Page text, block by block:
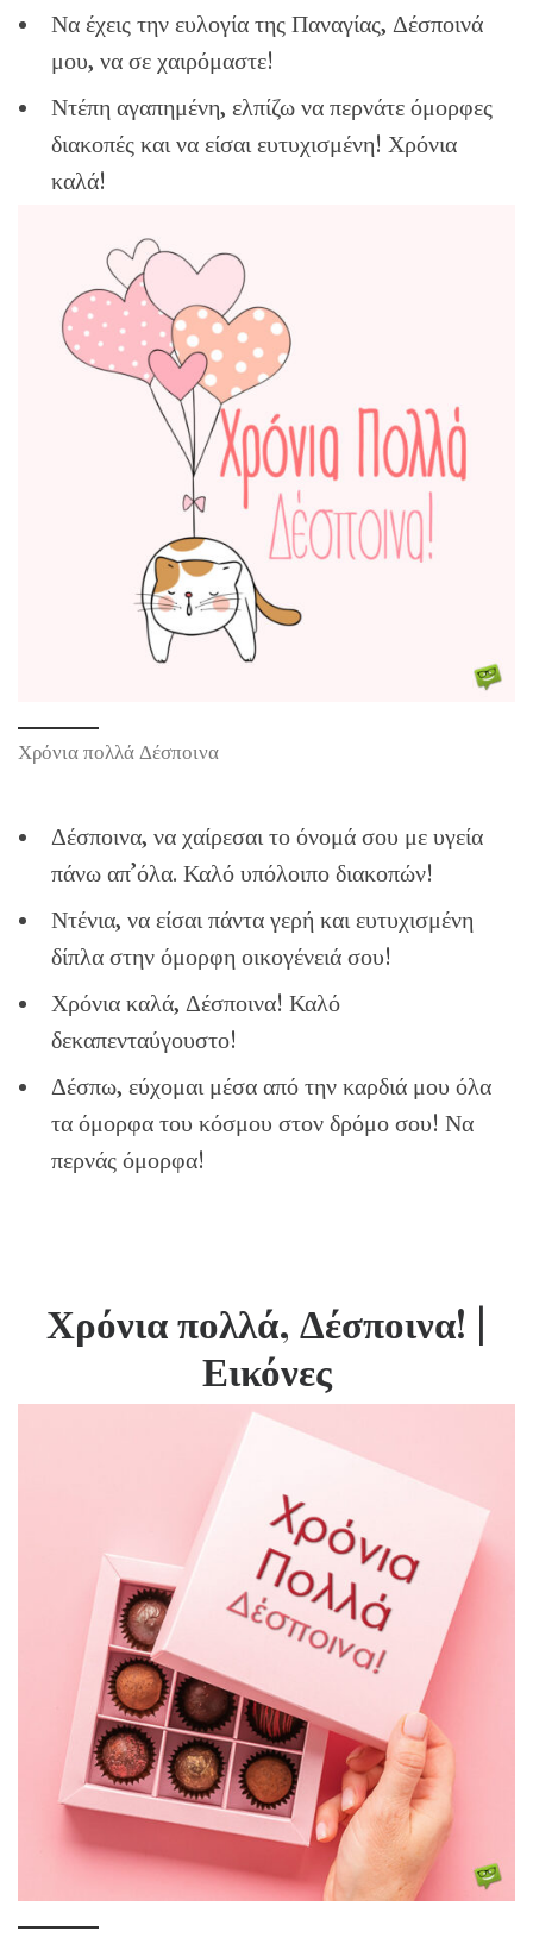
Να έχεις την ευλογία της Παναγίας, Δέσποινά
μου, να σε χαιρόμαστε!
Ντέπη αγαπημένη, ελπίζω να περνάτε όμορφες
διακοπές και να είσαι ευτυχισμένη! Χρόνια
καλά!
Χρόνια πολλά Δέσποινα
Δέσποινα, να χαίρεσαι το όνομά σου με υγεία
πάνω απ’όλα. Καλό υπόλοιπο διακοπών!
Ντένια, να είσαι πάντα γερή και ευτυχισμένη
δίπλα στην όμορφη οικογένειά σου!
Χρόνια καλά, Δέσποινα! Καλό
δεκαπενταύγουστο!
Δέσπω, εύχομαι μέσα από την καρδιά μου όλα
τα όμορφα του κόσμου στον δρόμο σου! Να
περνάς όμορφα!
Χρόνια πολλά, Δέσποινα! |
Εικόνες